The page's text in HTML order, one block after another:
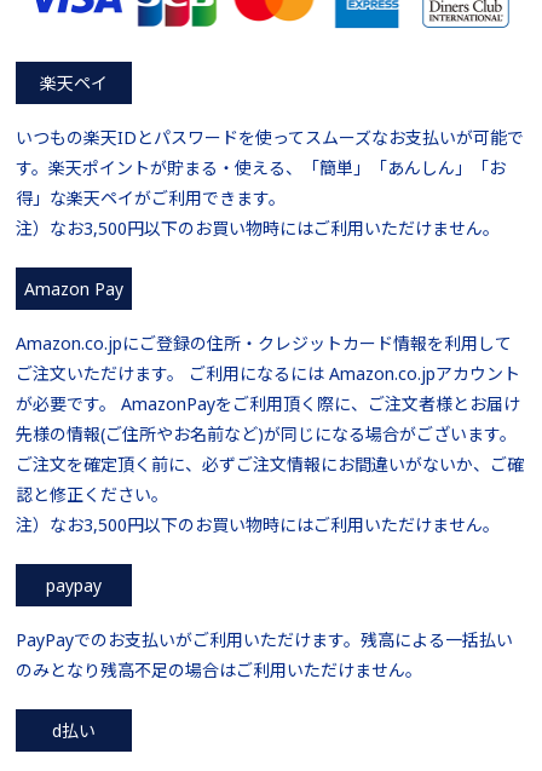
楽天ペイ
いつもの楽天IDとパスワードを使ってスムーズなお支払いが可能で
す。楽天ポイントが貯まる・使える、「簡単」「あんしん」「お
得」な楽天ペイがご利用できます。
注）なお3,500円以下のお買い物時にはご利用いただけません。
Amazon Pay
Amazon.co.jpにご登録の住所・クレジットカード情報を利用して
ご注文いただけます。 ご利用になるには Amazon.co.jpアカウント
が必要です。 AmazonPayをご利用頂く際に、ご注文者様とお届け
先様の情報(ご住所やお名前など)が同じになる場合がございます。
ご注文を確定頂く前に、必ずご注文情報にお間違いがないか、ご確
認と修正ください。
注）なお3,500円以下のお買い物時にはご利用いただけません。
paypay
PayPayでのお支払いがご利用いただけます。残高による一括払い
のみとなり残高不足の場合はご利用いただけません。
d払い